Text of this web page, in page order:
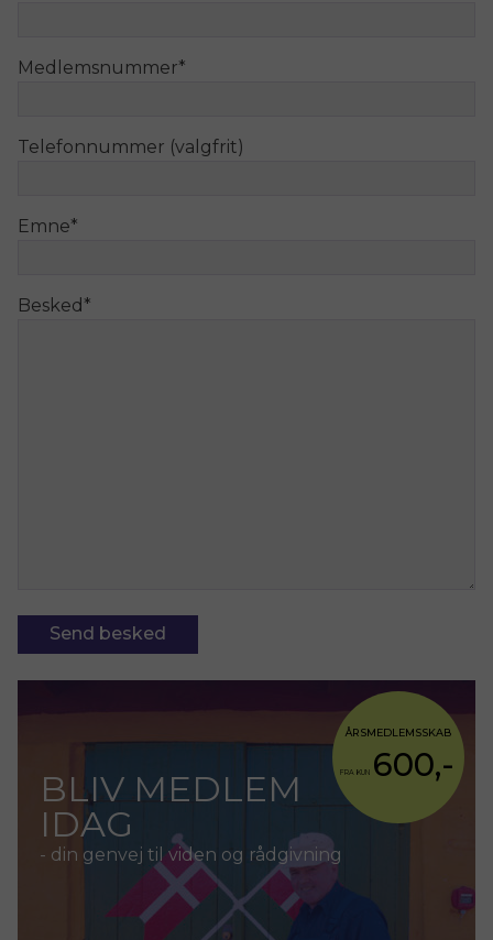
Medlemsnummer*
Telefonnummer (valgfrit)
Emne*
Besked *
BLIV MEDLEM
IDAG
- din genvej til viden og rådgivning
ÅRSMEDLEMSSKAB
FRA KUN 600,-